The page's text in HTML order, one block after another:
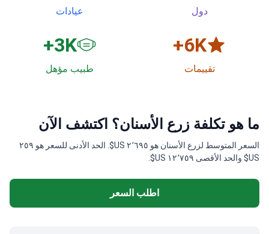
دول عيادات
6K+
تقييمات
3K+
طبيب مؤهل
ما هو تكلفة زرع الأسنان؟ اكتشف الآن
السعر المتوسط لزرع الأسنان هو ٢٬٦٩٥ US$. الحد الأدنى للسعر هو ٢٥٩
US$ والحد الأقصى ١٢٬٧٥٩ US$.
اطلب السعر